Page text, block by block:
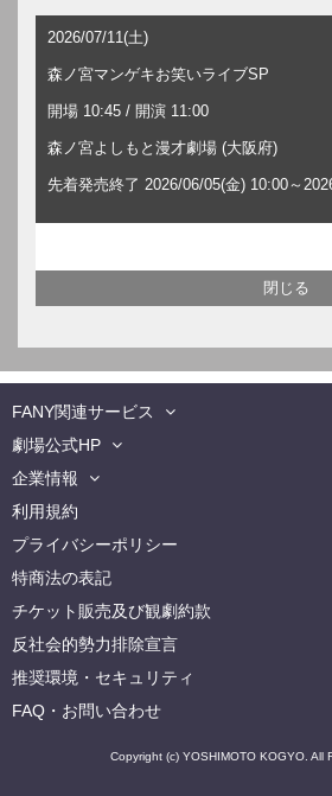
2026/07/11(土)
森ノ宮マンゲキお笑いライブSP
開場 10:45 / 開演 11:00
森ノ宮よしもと漫才劇場 (大阪府)
先着発売終了 2026/06/05(金) 10:00～
FANY関連サービス
劇場公式HP
企業情報
利用規約
プライバシーポリシー
特商法の表記
チケット販売及び観劇約款
反社会的勢力排除宣言
推奨環境・セキュリティ
FAQ・お問い合わせ
Copyright (c) YOSHIMOTO KOGYO. All